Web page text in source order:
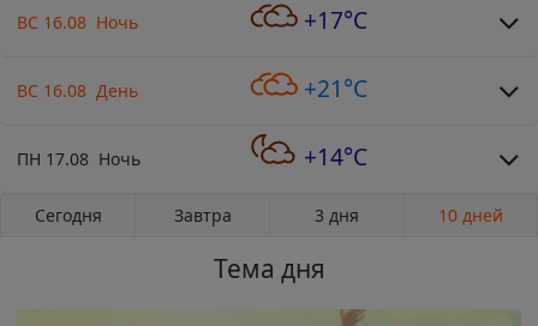
ВС 16.08 Ночь +17°C
ВС 16.08 День +21°C
ПН 17.08 Ночь +14°C
Сегодня Завтра 3 дня 10 дней
Тема дня